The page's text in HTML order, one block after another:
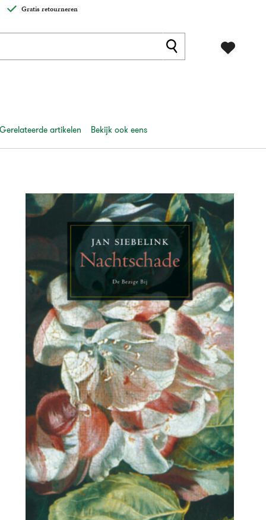
Gratis retourneren
artikelen Bekijk ook eens